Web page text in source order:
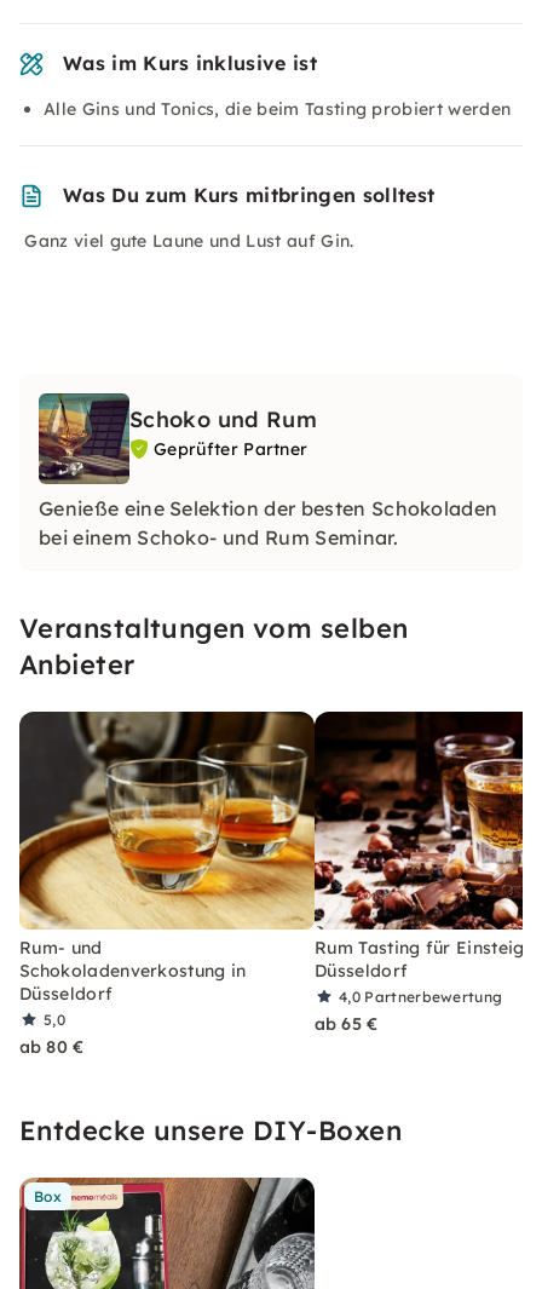
Was im Kurs inklusive ist
Alle Gins und Tonics, die beim Tasting probiert werden
Was Du zum Kurs mitbringen solltest
Ganz viel gute Laune und Lust auf Gin.
Schoko und Rum
Geprüfter Partner
Genieße eine Selektion der besten Schokoladen
bei einem Schoko- und Rum Seminar.
Veranstaltungen vom selben
Anbieter
Rum- und
Schokoladenverkostung in
Düsseldorf
5,0
ab 80 €
Rum Tasting für
Düsseldorf
4,0 Partnerbewertung
ab 65 €
Entdecke unsere DIY-Boxen
Box